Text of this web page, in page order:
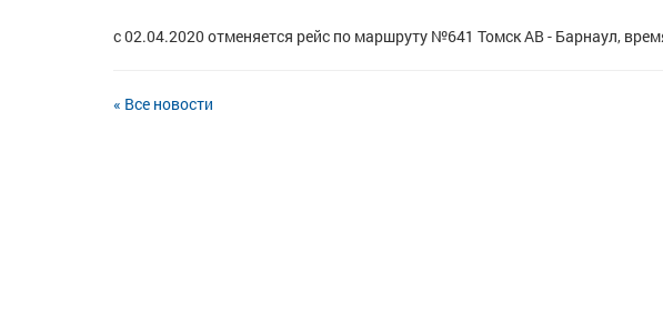
с 02.04.2020 отменяется рейс по маршруту №641 Томск АВ - Барнаул,
« Все новости